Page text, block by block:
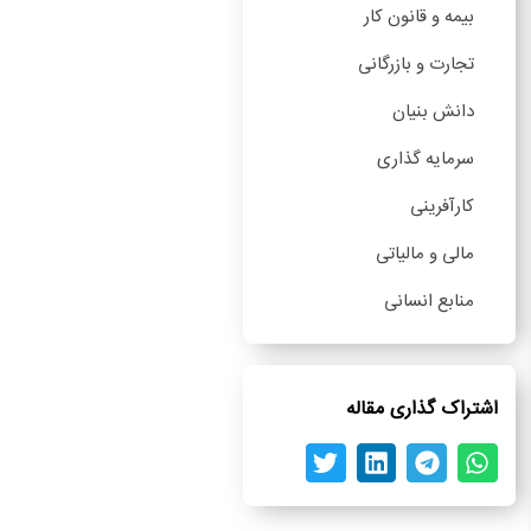
بیمه و قانون کار
تجارت و بازرگانی
دانش بنیان
سرمایه گذاری
کارآفرینی
مالی و مالیاتی
منابع انسانی
اشتراک گذاری مقاله